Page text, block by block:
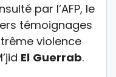
par l’AFP, le
témoignages
violence
El Guerrab.